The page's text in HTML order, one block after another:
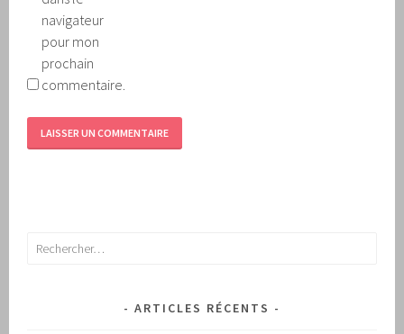
navigateur
pour mon
prochain
commentaire.
Rechercher :
ARTICLES RÉCENTS